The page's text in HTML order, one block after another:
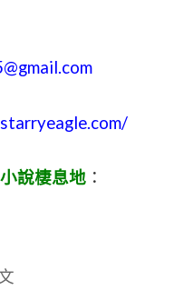
說棲息地 ：